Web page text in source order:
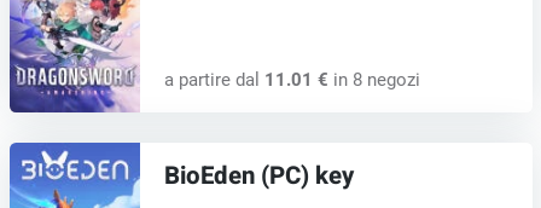
a partire dal 11.01 € in 8 negozi
BioEden (PC) key